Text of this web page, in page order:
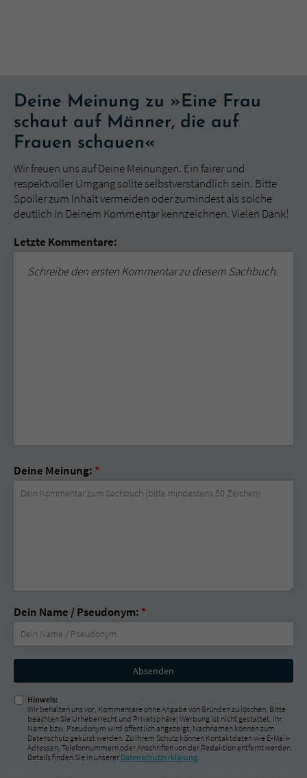
Deine Meinung zu »Eine Frau
schaut auf Männer, die auf
Frauen schauen«
Wir freuen uns auf Deine Meinungen. Ein fairer und
respektvoller Umgang sollte selbstverständlich sein. Bitte
Spoiler zum Inhalt vermeiden oder zumindest als solche
deutlich in Deinem Kommentar kennzeichnen. Vielen Dank!
Letzte Kommentare:
Schreibe den ersten Kommentar zu diesem Sachbuch.
Deine Meinung: *
Dein Name / Pseudonym: *
Nicht
ausfüllen!
Hinweis:
Wir behalten uns vor, Kommentare ohne Angabe von Gründen zu löschen. Bitte
beachten Sie Urheberrecht und Privatsphäre; Werbung ist nicht gestattet. Ihr
Name bzw. Pseudonym wird öffentlich angezeigt; Nachnamen können zum
Datenschutz gekürzt werden. Zu Ihrem Schutz können Kontaktdaten wie E-Mail-
Adressen, Telefonnummern oder Anschriften von der Redaktion entfernt werden.
Details finden Sie in unserer Datenschutzerklärung